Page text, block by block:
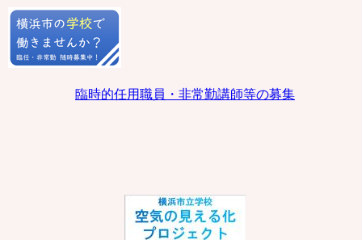
臨時的任用職員・非常勤講師等の募集